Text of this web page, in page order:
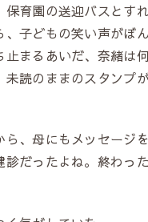
育園の送迎バスとす
、子どもの笑い声がぼ
止まるあいだ、奈緒は
未読のままのスタンプ
、母にもメッセージを
だったよね。終わっ